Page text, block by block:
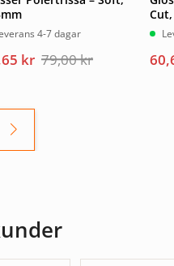
4-7 dagar
79,00kr
kr.
kr
kr.
Det
Det